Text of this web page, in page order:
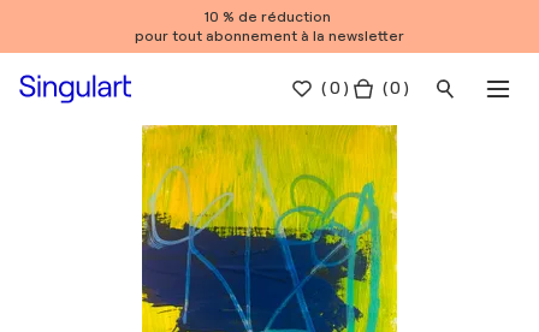
10 % de réduction
pour tout abonnement à la newsletter
(0 ) ( 0 )